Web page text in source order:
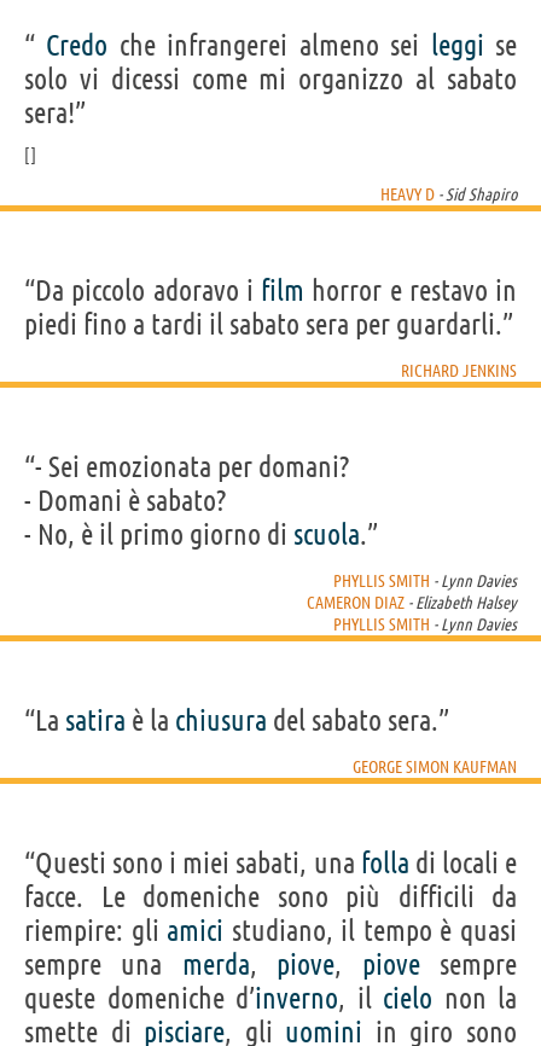
“ Credo che infrangerei almeno sei leggi se
solo vi dicessi come mi organizzo al sabato
sera!”
HEAVY D - Sid Shapiro
“Da piccolo adoravo i film horror e restavo in
piedi fino a tardi il sabato sera per guardarli.”
RICHARD JENKINS
“- Sei emozionata per domani?
- Domani è sabato?
- No, è il primo giorno di scuola.”
PHYLLIS SMITH - Lynn Davies
CAMERON DIAZ - Elizabeth Halsey
PHYLLIS SMITH - Lynn Davies
“La satira è la chiusura del sabato sera.”
GEORGE SIMON KAUFMAN
“Questi sono i miei sabati, una folla di locali e
facce. Le domeniche sono più difficili da
riempire: gli amici studiano, il tempo è quasi
sempre una merda, piove, piovesempre
queste domeniche d’inverno, il cielo non la
smette di pisciare, gli uomini in giro sono